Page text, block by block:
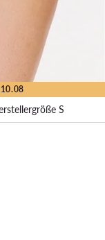
10.08
S